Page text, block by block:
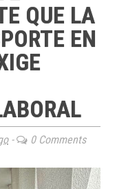
QUE LA
EN
- 0 Comments